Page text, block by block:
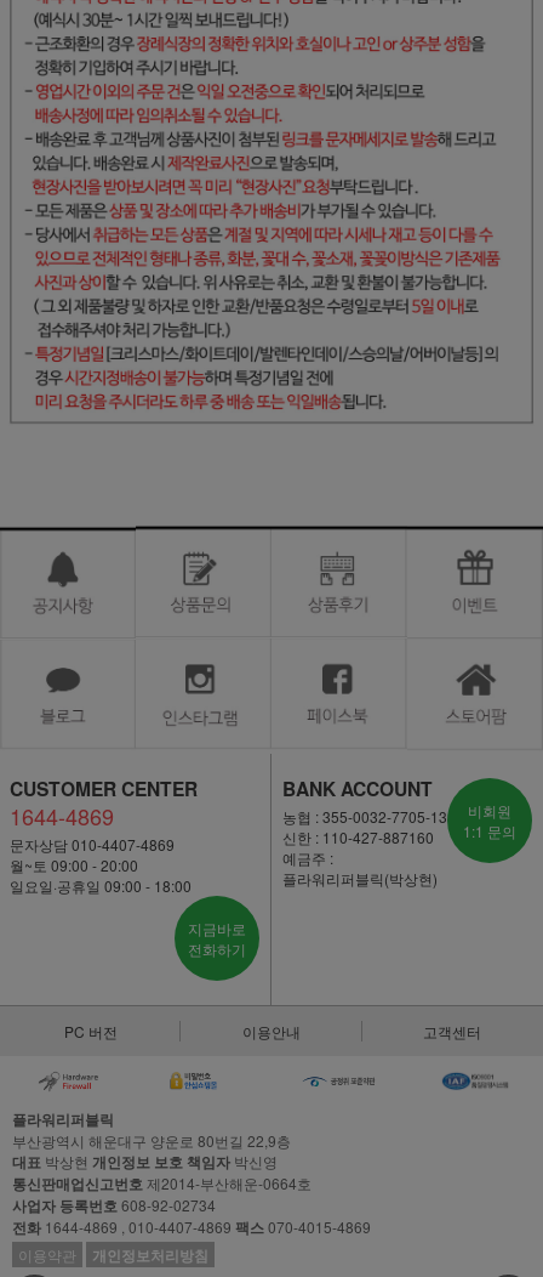
CUSTOMER CENTER
1644-4869
문자상담 010-4407-4869
월~토 09:00 - 20:00
일요일·공휴일 09:00 - 18:00
지금바로
전화하기
BANK ACCOUNT
농협 : 355-0032-7705-13
신한 : 110-427-887160
예금주 :
플라워리퍼블릭(박상현)
비회원
1:1 문의
PC 버전 이용안내 고객센터
플라워리퍼블릭
부산광역시 해운대구 양운로 80번길 22,9층
대표 박상현 개인정보 보호 책임자 박신영
통신판매업신고번호제2014-부산해운-0664호
사업자 등록번호608-92-02734
전화 1644-4869 , 010-4407-4869 팩스070-4015-4869
이용약관
개인정보처리방침